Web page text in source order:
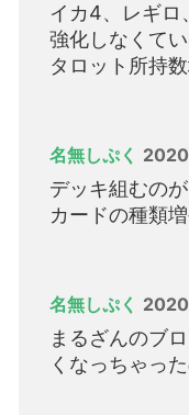
イカ4、レギロ
強化しなくて
タロット所持
名無しぷく
デッキ組むの
カードの種類
名無しぷく
まるざんのブ
くなっちゃっ